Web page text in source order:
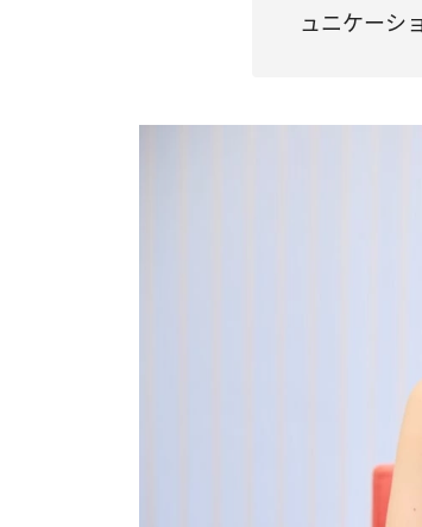
ュニケーシ